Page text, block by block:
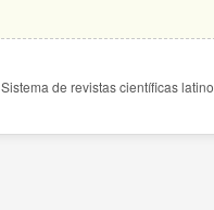
Sistema de revistas científicas